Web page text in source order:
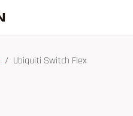
Ubiquiti Switch Flex